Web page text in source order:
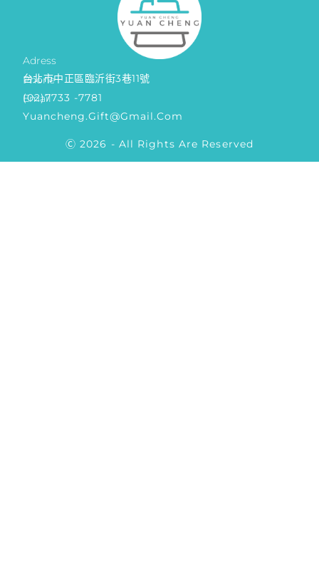
Adress
台北市中正區臨沂街3巷11號
Phone
(02)7733 -7781
Email
Yuancheng.gift@gmail.com
Ⓒ 2026 - All Rights Are Reserved